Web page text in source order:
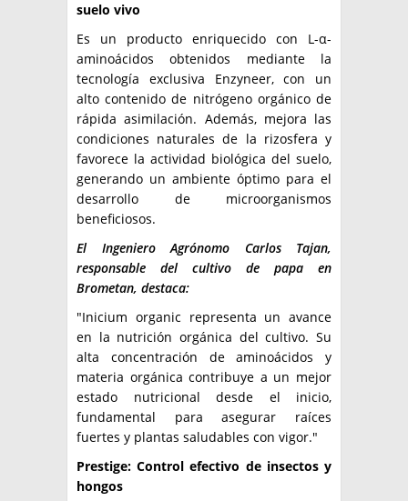
suelo vivo
Es un producto enriquecido con L-α-
aminoácidos obtenidos mediante la
tecnología exclusiva Enzyneer, con un
alto contenido de nitrógeno orgánico de
rápida asimilación. Además, mejora las
condiciones naturales de la rizosfera y
favorece la actividad biológica del suelo,
generando un ambiente óptimo para el
desarrollo de microorganismos
beneficiosos.
El Ingeniero Agrónomo Carlos Tajan,
responsable del cultivo de papa en
Brometan, destaca:
"Inicium organic representa un avance
en la nutrición orgánica del cultivo. Su
alta concentración de aminoácidos y
materia orgánica contribuye a un mejor
estado nutricional desde el inicio,
fundamental para asegurar raíces
fuertes y plantas saludables con vigor."
Prestige: Control efectivo de insectos y
hongos